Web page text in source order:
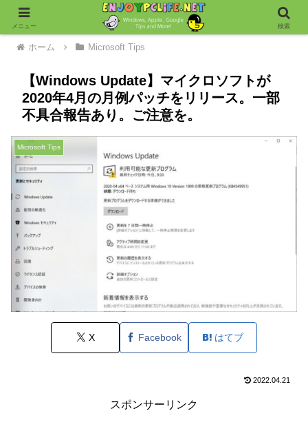
ホーム Microsoft Tips
【Windows Update】マイクロソフトが
2020年4月の月例パッチをリリース。一部
不具合報告あり。ご注意を。
Microsoft Tips
X Facebook はてブ
2022.04.21
スポンサーリンク
メニュー 検索